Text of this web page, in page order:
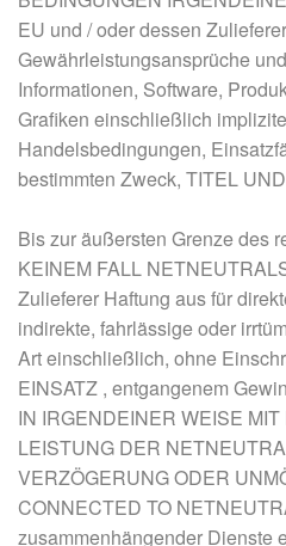
EU und / oder dessen
Gewährleistungsansprüche
Informationen, Software,
Grafiken einschließlich
Handelsbedingungen,
bestimmten Zweck, TITEL
Bis zur äußersten Grenze des
KEINEM FALL
Zulieferer Haftung aus für
indirekte, fahrlässige oder
Art einschließlich, ohne
EINSATZ , entgangenem
IN IRGENDEINER WEISE
LEISTUNG DER
VERZÖGERUNG ODER
CONNECTED TO
zusammenhängender Dienste